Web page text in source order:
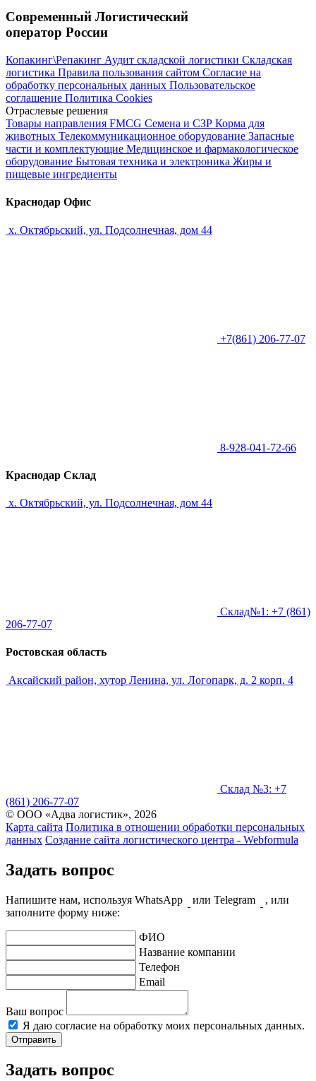
Современный Логистический
оператор России
Копакинг\Репакинг Аудит складской логистики Складская
логистика Правила пользования сайтом Согласие на
обработку персональных данных Пользовательское
соглашение Политика Cookies
Отраслевые решения
Товары направления FMCG Семена и СЗР Корма для
животных Телекоммуникационное оборудование Запасные
части и комплектующие Медицинское и фармакологическое
оборудование Бытовая техника и электроника Жиры и
пищевые ингредиенты
Краснодар Офис
х. Октябрьский, ул. Подсолнечная, дом 44
+7(861) 206-77-07
8-928-041-72-66
Краснодар Склад
х. Октябрьский, ул. Подсолнечная, дом 44
Склад№1: +7 (861)
206-77-07
Ростовская область
Аксайский район, хутор Ленина, ул. Логопарк, д. 2 корп. 4
Склад №3: +7
(861) 206-77-07
© ООО «Адва логистик», 2026
Карта сайта Политика в отношении обработки персональных
данных Создание сайта логистического центра - Webformula
Задать вопрос
Напишите нам, используя WhatsApp или Telegram
, или
заполните форму ниже:
ФИО
Название компании
Телефон
Email
Ваш вопрос
Я даю согласие на обработку моих персональных данных.
Отправить
Задать вопрос